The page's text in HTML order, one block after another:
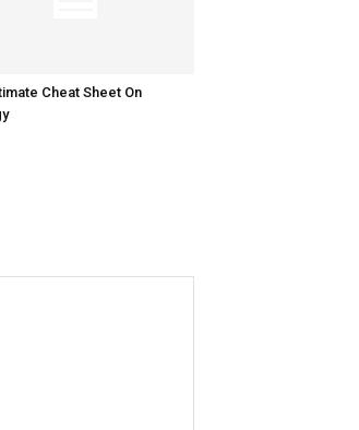
Cheat Sheet On